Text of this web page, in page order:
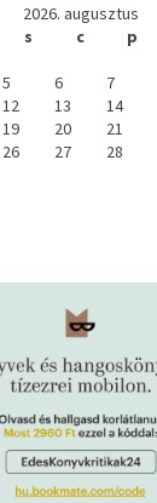
2026. augusztus
s c p
5 6 7
12 13 14
19 20 21
26 27 28